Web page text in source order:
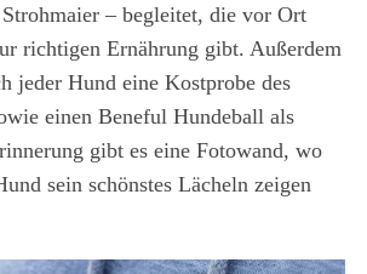
– begleitet, die vor Ort
richtigen Ernährung gibt. Außerdem
jeder Hund eine Kostprobe des
einen Beneful Hundeball als
gibt es eine Fotowand, wo
sein schönstes Lächeln zeigen